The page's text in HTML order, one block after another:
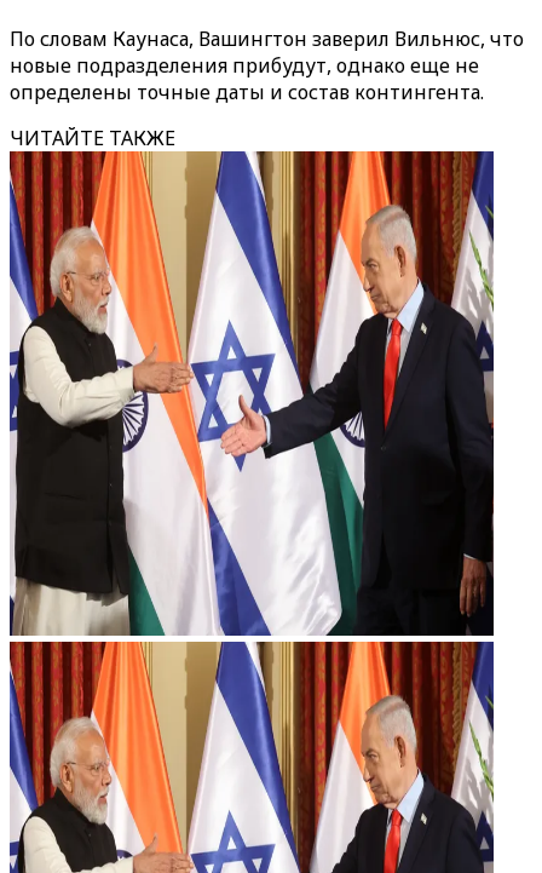
По словам Каунаса, Вашингтон заверил Вильнюс, что
новые подразделения прибудут, однако еще не
определены точные даты и состав контингента.
ЧИТАЙТЕ ТАКЖЕ